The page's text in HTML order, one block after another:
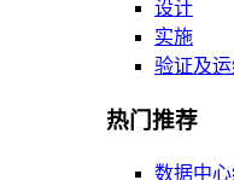
设计
实施
验证及运
热门推荐
数据中